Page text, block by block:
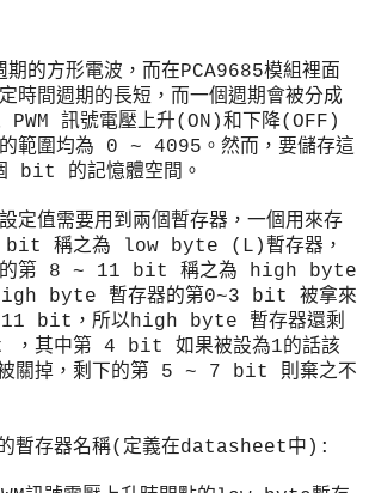
期的方形電波，而在PCA9685模組裡面
時間週期的長短，而一個週期會被分成
PWM 訊號電壓上升(ON)和下降(OFF)
的範圍均為 0 ~ 4095。然而， 要儲存這
bit 的記憶體空間。
設定值需要用到兩個暫存器，一個用來存
bit 稱之為
low byte (L)暫存器，
值的第 8 ~ 11 bit 稱之為 high byte
byte 暫存器的第0~3 bit 被拿來
bit，所以high byte 暫存器還剩
，其中第 4 bit 如果被設為1的話該
被關掉，剩下的第 5 ~ 7 bit 則棄之不
的暫存器名稱(定義在datasheet中):